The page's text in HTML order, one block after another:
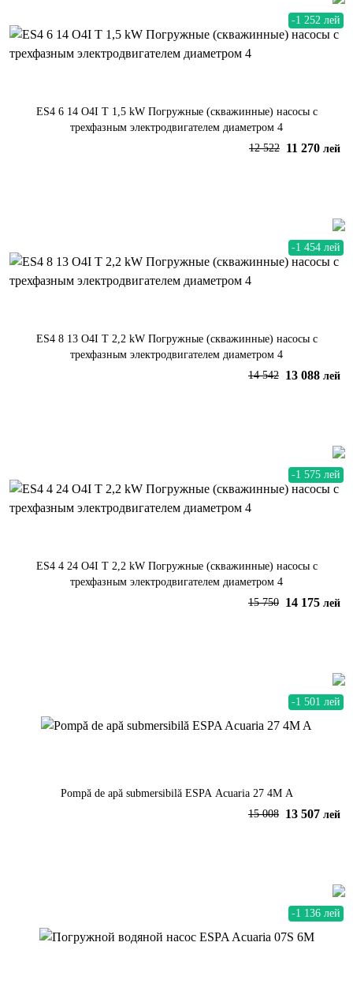
-1 252 лей
ES4 6 14 O4I T 1,5 kW Погружные (скважинные) насосы с
трехфазным электродвигателем диаметром 4
12 522 11 270 лей
-1 454 лей
ES4 8 13 O4I T 2,2 kW Погружные (скважинные) насосы с
трехфазным электродвигателем диаметром 4
14 542 13 088 лей
-1 575 лей
ES4 4 24 O4I T 2,2 kW Погружные (скважинные) насосы с
трехфазным электродвигателем диаметром 4
15 750 14 175 лей
-1 501 лей
Pompă de apă submersibilă ESPA Acuaria 27 4M A
15 008 13 507 лей
-1 136 лей